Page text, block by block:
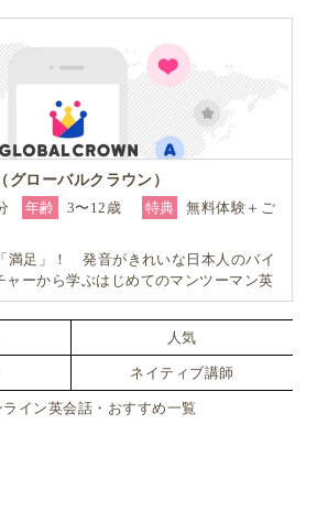
ローバルクラウン）
年齢 3〜12歳 特典
無料体験＋ご
満足」！ 発音がきれいな日本人のバイ
ャーから学ぶはじめてのマンツーマン英
人気
ネイティブ講師
イン英会話・おすすめ一覧